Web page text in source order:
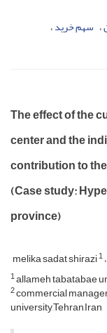
سهم خرید
The effect of the
center and the
contribution to
(Case study:
province)
melika sadat shirazi1
1allameh tabatabae
2commercial
university,Tehran,Iran